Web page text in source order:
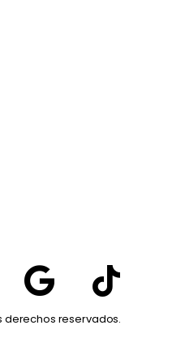
derechos reservados.